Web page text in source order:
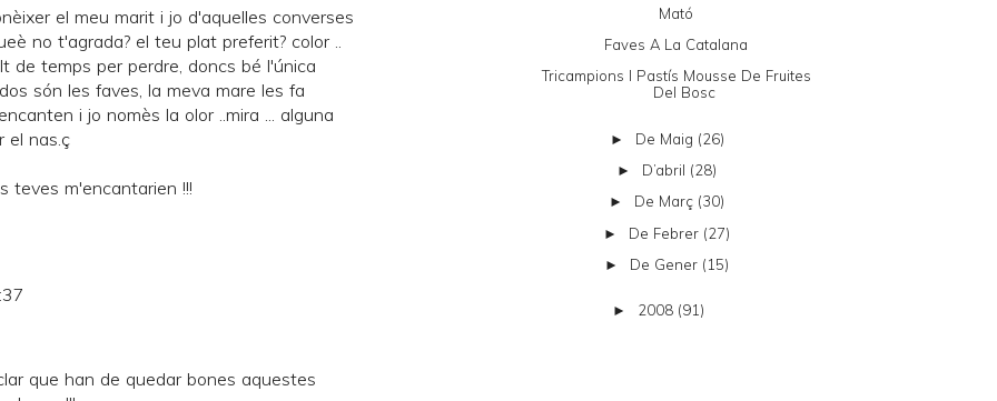
el meu marit i jo d'aquelles converses
no t'agrada? el teu plat preferit? color ..
de temps per perdre, doncs bé l'única
són les faves, la meva mare les fa
i jo nomès la olor ..mira ... alguna
el nas.ç
teves m'encantarien !!!
que han de quedar bones aquestes
Mató
Faves A La Catalana
Tricampions I Pastís Mousse De Fruites
Del Bosc
► De Maig (26)
► D’abril (28)
► De Març (30)
► De Febrer (27)
► De Gener (15)
► 2008 (91)